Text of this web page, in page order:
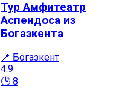
Тур Амфитеатр
Аспендоса из
Богазкента
📍 Богазкент
4.9
🕒 8